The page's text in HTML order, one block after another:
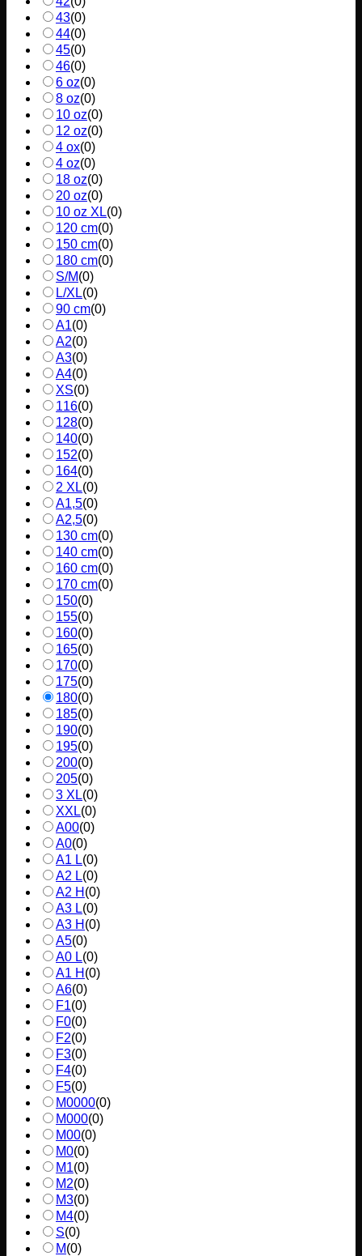
43(0)
44(0)
45(0)
46(0)
6 oz(0)
8 oz(0)
10 oz(0)
12 oz(0)
4 ox(0)
4 oz(0)
18 oz(0)
20 oz(0)
10 oz XL(0)
120 cm(0)
150 cm(0)
180 cm(0)
S/M(0)
L/XL(0)
90 cm(0)
A1(0)
A2(0)
A3(0)
A4(0)
XS(0)
116(0)
128(0)
140(0)
152(0)
164(0)
2 XL(0)
A1,5(0)
A2,5(0)
130 cm(0)
140 cm(0)
160 cm(0)
170 cm(0)
150(0)
155(0)
160(0)
165(0)
170(0)
175(0)
180(0)
185(0)
190(0)
195(0)
200(0)
205(0)
3 XL(0)
XXL(0)
A00(0)
A0(0)
A1 L(0)
A2 L(0)
A2 H (0)
A3 L(0)
A3 H (0)
A5(0)
A0 L(0)
A1 H (0)
A6(0)
F1(0)
F0(0)
F2(0)
F3(0)
F4(0)
F5(0)
M0000(0)
M000(0)
M00(0)
M0(0)
M1(0)
M2(0)
M3(0)
M4(0)
S(0)
M(0)